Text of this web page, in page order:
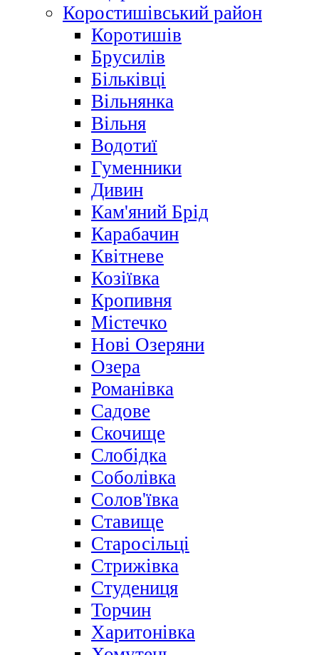
Коростишівський район
Коротишів
Брусилів
Більківці
Вільнянка
Вільня
Водотиї
Гуменники
Дивин
Кам'яний Брід
Карабачин
Квітневе
Козіївка
Кропивня
Містечко
Нові Озеряни
Озера
Романівка
Садове
Скочище
Слобідка
Соболівка
Солов'ївка
Ставище
Старосільці
Стрижівка
Студениця
Торчин
Харитонівка